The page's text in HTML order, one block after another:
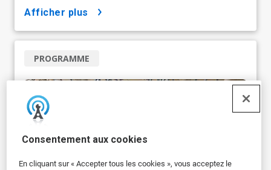
Consentement aux cookies
En cliquant sur « Accepter tous les cookies », vous acceptez le
afficher plus
PROGRAMME